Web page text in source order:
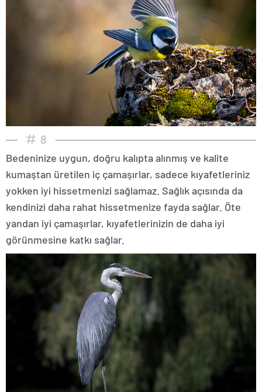
8
Bedeninize uygun, doğru kalıpta alınmış ve kalite
kumaştan üretilen iç çamaşırlar, sadece kıyafetleriniz
yokken iyi hissetmenizi sağlamaz. Sağlık açısında da
kendinizi daha rahat hissetmenize fayda sağlar. Öte
yandan iyi çamaşırlar, kıyafetlerinizin de daha iyi
görünmesine katkı sağlar.